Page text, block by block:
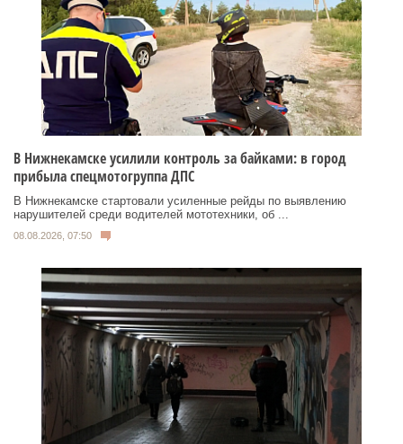
В Нижнекамске усилили контроль за байками: в город
прибыла спецмотогруппа ДПС
В Нижнекамске стартовали усиленные рейды по выявлению
нарушителей среди водителей мототехники, об ...
08.08.2026, 07:50